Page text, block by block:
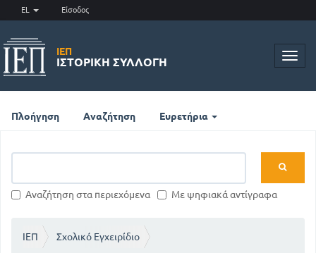
EL Είσοδος
ΙΕΠ
ΙΣΤΟΡΙΚΉ ΣΥΛΛΟΓΉ
Πλοήγηση Αναζήτηση Ευρετήρια
Αναζήτηση στα περιεχόμενα Με ψηφιακά αντίγραφα
ΙΕΠ Σχολικό Εγχειρίδιο